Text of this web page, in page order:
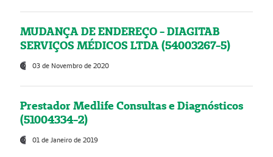
MUDANÇA DE ENDEREÇO - DIAGITAB
SERVIÇOS MÉDICOS LTDA (54003267-5)
03 de Novembro de 2020
Prestador Medlife Consultas e Diagnósticos
(51004334-2)
01 de Janeiro de 2019